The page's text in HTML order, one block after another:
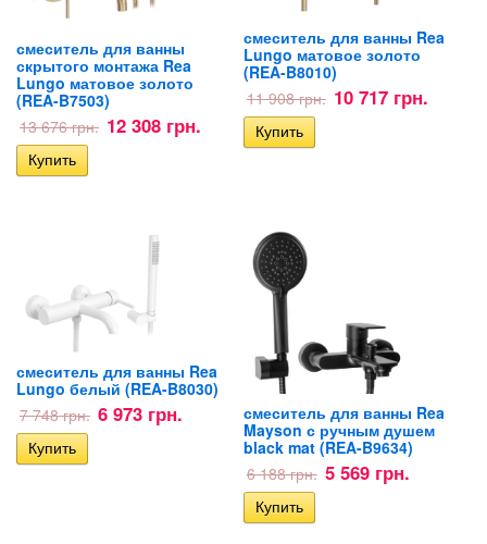
смеситель для ванны
скрытого монтажа Rea
Lungo матовое золото
(REA-B7503)
13 676 грн. 12 308 грн.
смеситель для ванны Rea
Lungo матовое золото
(REA-B8010)
11 908 грн. 10 717 грн.
смеситель для ванны Rea
Lungo белый (REA-B8030)
7 748 грн. 6 973 грн.
смеситель для ванны Rea
Mayson с ручным душем
black mat (REA-B9634)
6 188 грн. 5 569 грн.